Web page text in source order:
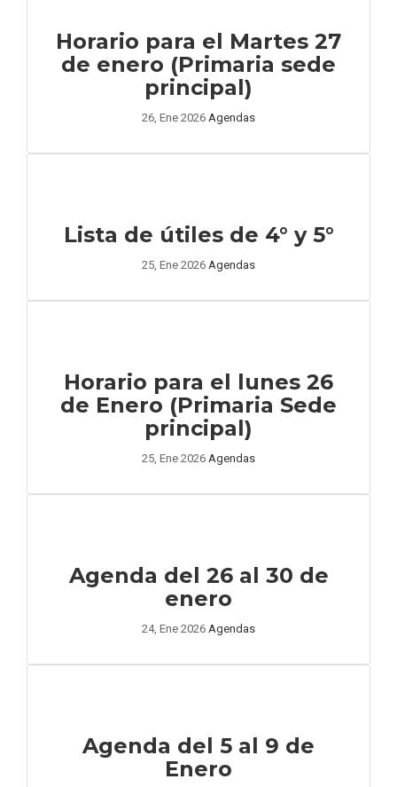
Horario para el Martes 27
de enero (Primaria sede
principal)
26, Ene 2026 Agendas
Lista de útiles de 4° y 5°
25, Ene 2026 Agendas
Horario para el lunes 26
de Enero (Primaria Sede
principal)
25, Ene 2026 Agendas
Agenda del 26 al 30 de
enero
24, Ene 2026 Agendas
Agenda del 5 al 9 de
Enero